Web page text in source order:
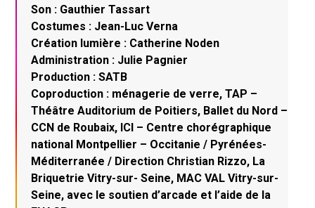
Son : Gauthier Tassart
Costumes : Jean-Luc Verna
Création lumière : Catherine Noden
Administration : Julie Pagnier
Production : SATB
Coproduction : ménagerie de verre, TAP –
Théâtre Auditorium de Poitiers, Ballet du Nord –
CCN de Roubaix, ICI – Centre chorégraphique
national Montpellier – Occitanie / Pyrénées-
Méditerranée / Direction Christian Rizzo, La
Briquetrie Vitry-sur- Seine, MAC VAL Vitry-sur-
Seine, avec le soutien d’arcade et l’aide de la